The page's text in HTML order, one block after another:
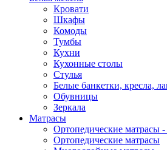
Кровати
Шкафы
Комоды
Тумбы
Кухни
Кухонные столы
Стулья
Белые банкетки, кресла,
Обувницы
Зеркала
Матрасы
Ортопедические матрасы
Ортопедические матрасы